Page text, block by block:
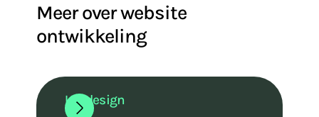
Meer over website
ontwikkeling
UX design